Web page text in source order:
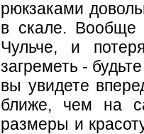
рюкзаками
в скале. Вообще
Чульче, и
загреметь -
вы увидете
ближе, чем на
размеры и